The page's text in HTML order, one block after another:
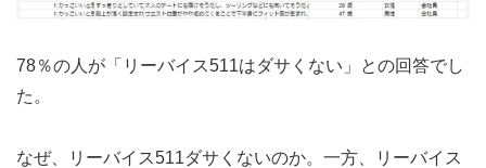
78％の人が「リーバイス511はダサくない」との回答でし
た。
なぜ、リーバイス511ダサくないのか。一方、リーバイス